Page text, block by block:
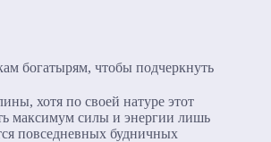
богатырям, чтобы подчеркнуть
хотя по своей натуре этот
максимум силы и энергии лишь
повседневных будничных